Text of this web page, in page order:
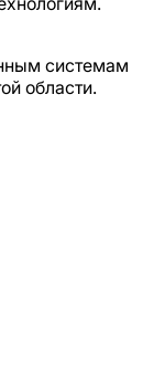
системам
области.